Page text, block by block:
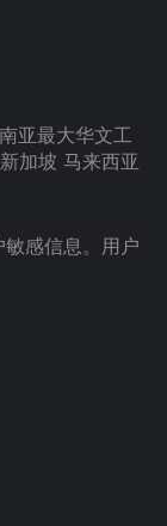
亚最大华文工
加坡 马来西亚
感信息。用户